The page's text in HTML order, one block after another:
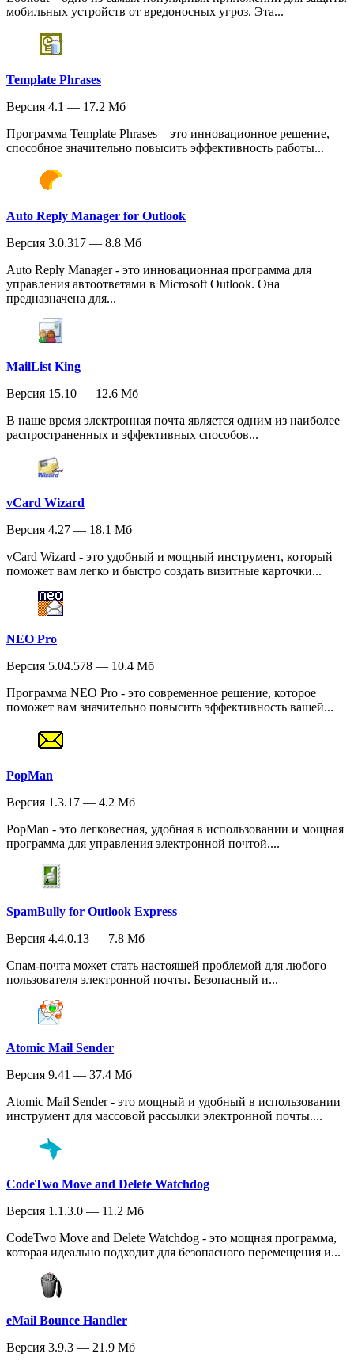
мобильных устройств от вредоносных угроз. Эта...
Template Phrases
Версия 4.1 — 17.2 Мб
Программа Template Phrases – это инновационное решение,
способное значительно повысить эффективность работы...
Auto Reply Manager for Outlook
Версия 3.0.317 — 8.8 Мб
Auto Reply Manager - это инновационная программа для
управления автоответами в Microsoft Outlook. Она
предназначена для...
MailList King
Версия 15.10 — 12.6 Мб
В наше время электронная почта является одним из наиболее
распространенных и эффективных способов...
vCard Wizard
Версия 4.27 — 18.1 Мб
vCard Wizard - это удобный и мощный инструмент, который
поможет вам легко и быстро создать визитные карточки...
NEO Pro
Версия 5.04.578 — 10.4 Мб
Программа NEO Pro - это современное решение, которое
поможет вам значительно повысить эффективность вашей...
PopMan
Версия 1.3.17 — 4.2 Мб
PopMan - это легковесная, удобная в использовании и мощная
программа для управления электронной почтой....
SpamBully for Outlook Express
Версия 4.4.0.13 — 7.8 Мб
Спам-почта может стать настоящей проблемой для любого
пользователя электронной почты. Безопасный и...
Atomic Mail Sender
Версия 9.41 — 37.4 Мб
Atomic Mail Sender - это мощный и удобный в использовании
инструмент для массовой рассылки электронной почты....
CodeTwo Move and Delete Watchdog
Версия 1.1.3.0 — 11.2 Мб
CodeTwo Move and Delete Watchdog - это мощная программа,
которая идеально подходит для безопасного перемещения и...
eMail Bounce Handler
Версия 3.9.3 — 21.9 Мб